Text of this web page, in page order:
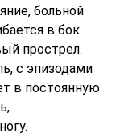
больной
в бок.
прострел.
с эпизодами
в постоянную